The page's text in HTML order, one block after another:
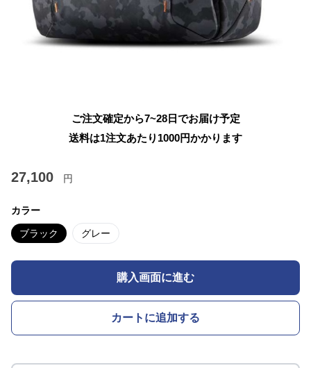
ご注文確定から7~28日でお届け予定
送料は1注文あたり 1000円かかります
27,100 円
カラー
ブラック グレー
購入画面に進む
カートに追加する